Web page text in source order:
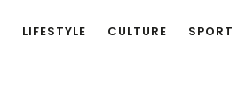
LIFESTYLE CULTURE SPORT